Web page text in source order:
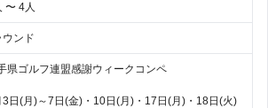
〜 4人
ウンド
県ゴルフ連盟感謝ウィークコンペ
3日(月)～7日(金)・10日(月)・17日(月)・18日(火)